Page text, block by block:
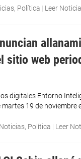
, Política | Leer Noticia
sitio web
digitales Entorno
19 de noviembre
Noticias, Política | Leer